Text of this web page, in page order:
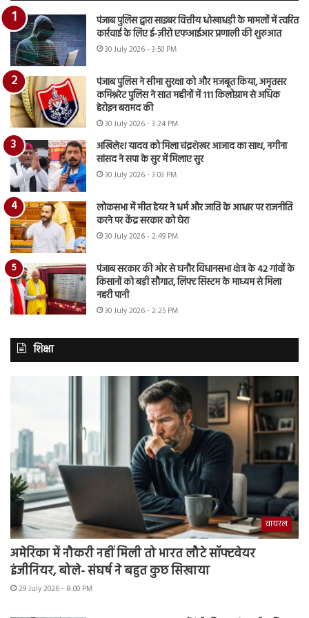
पंजाब पुलिस द्वारा साइबर वित्तीय धोखाधड़ी के मामलों में त्वरित
कार्रवाई के लिए ई-ज़ीरो एफआईआर प्रणाली की शुरुआत
30 July 2026 - 3:50 PM
पंजाब पुलिस ने सीमा सुरक्षा को और मजबूत किया, अमृतसर
कमिश्नरेट पुलिस ने सात महीनों में 111 किलोग्राम से अधिक
हेरोइन बरामद की
30 July 2026 - 3:24 PM
अखिलेश यादव को मिला चंद्रशेखर आजाद का साथ, नगीना
सांसद ने सपा के सुर में मिलाए सुर
30 July 2026 - 3:03 PM
लोकसभा में मीत हेयर ने धर्म और जाति के आधार पर राजनीति
करने पर केंद्र सरकार को घेरा
30 July 2026 - 2:49 PM
पंजाब सरकार की ओर से घनौर विधानसभा क्षेत्र के 42 गांवों के
किसानों को बड़ी सौगात, लिफ्ट सिस्टम के माध्यम से मिला
नहरी पानी
30 July 2026 - 2:25 PM
शिक्षा
वायरल
अमेरिका में नौकरी नहीं मिली तो भारत लौटे सॉफ्टवेयर
इंजीनियर, बोले- संघर्ष ने बहुत कुछ सिखाया
29 July 2026 - 8:00 PM